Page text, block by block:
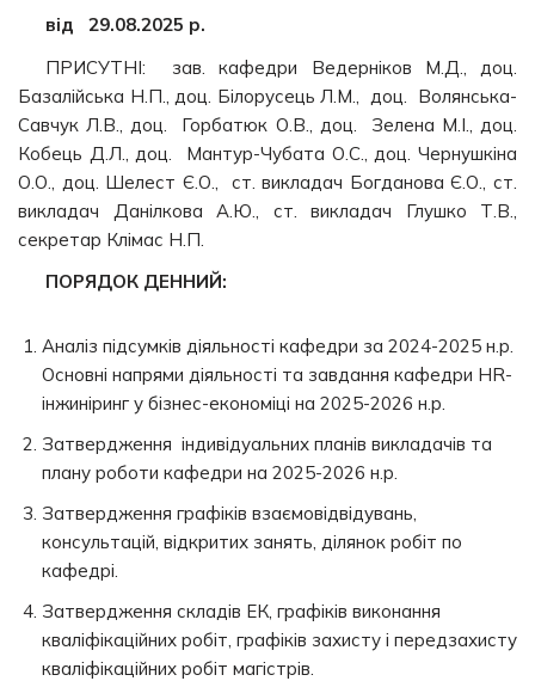
від 29.08.2025 р.
ПРИСУТНІ: зав. кафедри Ведерніков М.Д., доц.
Базалійська Н.П., доц. Білорусець Л.М., доц. Волянська-
Савчук Л.В., доц. Горбатюк О.В., доц. Зелена М.І., доц.
Кобець Д.Л., доц. Мантур-Чубата О.С., доц. Чернушкіна
О.О., доц. Шелест Є.О., ст. викладач Богданова Є.О., ст.
викладач Данілкова А.Ю., ст. викладач Глушко Т.В.,
секретар Клімас Н.П.
ПОРЯДОК ДЕННИЙ:
Аналіз підсумків діяльності кафедри за 2024-2025 н.р.
Основні напрями діяльності та завдання кафедри HR-
інжиніринг у бізнес-економіці на 2025-2026 н.р.
Затвердження індивідуальних планів викладачів та
плану роботи кафедри на 2025-2026 н.р.
Затвердження графіків взаємовідвідувань,
консультацій, відкритих занять, ділянок робіт по
кафедрі.
Затвердження складів ЕК, графіків виконання
кваліфікаційних робіт, графіків захисту і передзахисту
кваліфікаційних робіт магістрів.